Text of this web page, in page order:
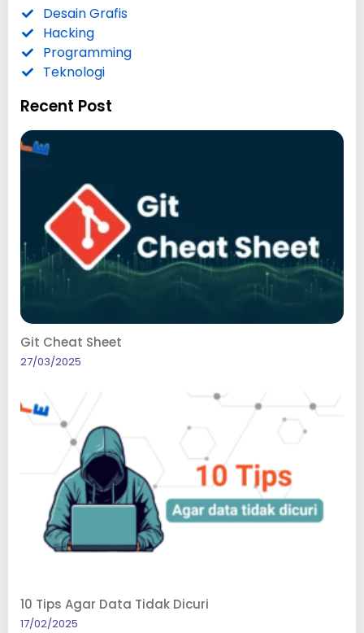
Desain Grafis
Hacking
Programming
Teknologi
Recent Post
Git Cheat Sheet
27/03/2025
10 Tips Agar Data Tidak Dicuri
17/02/2025